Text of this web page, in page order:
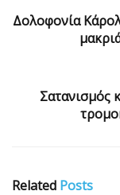
Δολοφονία
Σατανισμός
Related Posts